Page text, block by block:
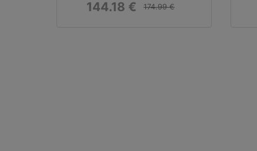
144.18 € 174.99 €